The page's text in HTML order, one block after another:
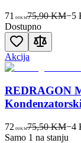
71 00KM75,90 KM−5
Dostupno
Akcija
REDRAGON
72 00KM75,50 KM−4
Samo 1 na stanju